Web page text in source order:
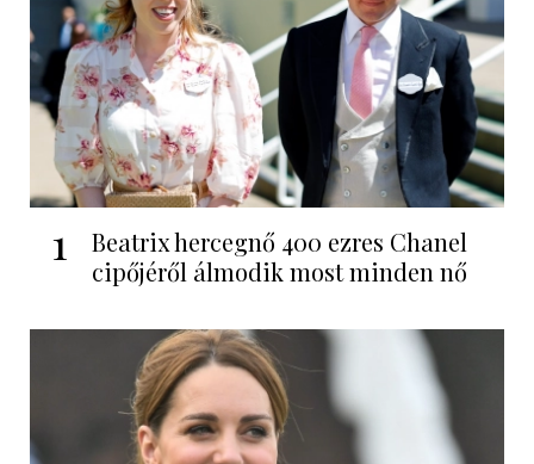
1
Beatrix hercegnő 400 ezres Chanel
cipőjéről álmodik most minden nő